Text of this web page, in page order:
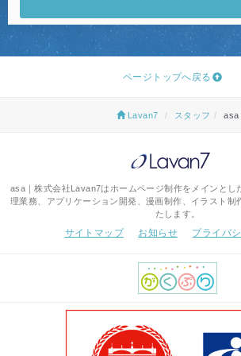
ページトップへ戻る
Lavan7 スタッフ asa
asa｜株式会社Lavan7はホームページ制作をメインとし
理業務、アプリケーション開発、漫画制作、イラスト制
たします。
サイトマップ お知らせ プライバ